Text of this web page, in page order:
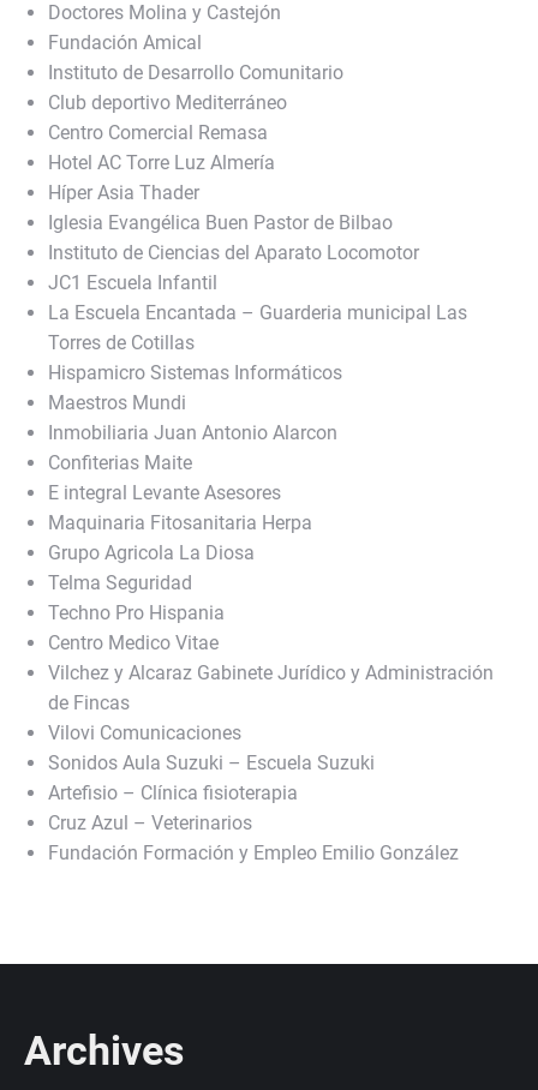
Doctores Molina y Castejón
Fundación Amical
Instituto de Desarrollo Comunitario
Club deportivo Mediterráneo
Centro Comercial Remasa
Hotel AC Torre Luz Almería
Híper Asia Thader
Iglesia Evangélica Buen Pastor de Bilbao
Instituto de Ciencias del Aparato Locomotor
JC1 Escuela Infantil
La Escuela Encantada – Guarderia municipal Las
Torres de Cotillas
Hispamicro Sistemas Informáticos
Maestros Mundi
Inmobiliaria Juan Antonio Alarcon
Confiterias Maite
E integral Levante Asesores
Maquinaria Fitosanitaria Herpa
Grupo Agricola La Diosa
Telma Seguridad
Techno Pro Hispania
Centro Medico Vitae
Vilchez y Alcaraz Gabinete Jurídico y Administración
de Fincas
Vilovi Comunicaciones
Sonidos Aula Suzuki – Escuela Suzuki
Artefisio – Clínica fisioterapia
Cruz Azul – Veterinarios
Fundación Formación y Empleo Emilio González
Archives